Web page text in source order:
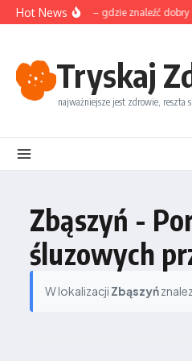
Przejdź do treści
Hot News
na Śląsku – gdzie znaleźć dobry
Tryskaj
najważniejsze jest zdrowie, reszta
Zbąszyń -
śluzowych
W lokalizacji Zbąszyń